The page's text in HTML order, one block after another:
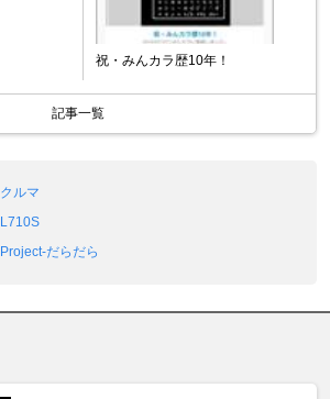
祝・みんカラ歴10年！
記事一覧
クルマ
L710S
Project-だらだら